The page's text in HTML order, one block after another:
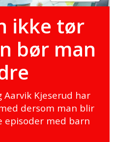
ikke tør
bør man
Kjeserud har
dersom man blir
episoder med barn